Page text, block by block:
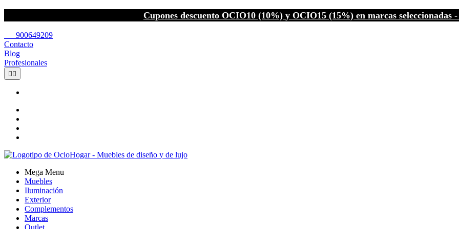
Cupones descuento OCIO10 (10%) y OCIO15 (15%) en marcas seleccionadas
900649209
Contacto
Blog
Profesionales
 
Mega Menu
Muebles
Iluminación
Exterior
Complementos
Marcas
Outlet